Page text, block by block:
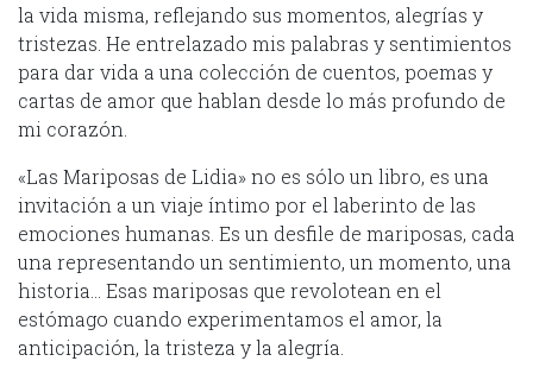
la vida misma, reflejando sus momentos, alegrías y
tristezas. He entrelazado mis palabras y sentimientos
para dar vida a una colección de cuentos, poemas y
cartas de amor que hablan desde lo más profundo de
mi corazón.
«Las Mariposas de Lidia» no es sólo un libro, es una
invitación a un viaje íntimo por el laberinto de las
emociones humanas. Es un desfile de mariposas, cada
una representando un sentimiento, un momento, una
historia… Esas mariposas que revolotean en el
estómago cuando experimentamos el amor, la
anticipación, la tristeza y la alegría.